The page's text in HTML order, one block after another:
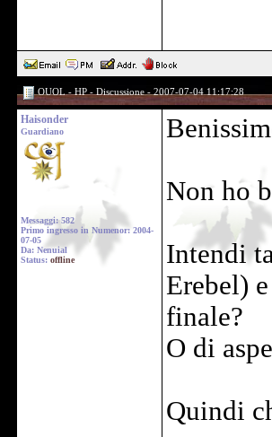
OUOL - HP - Discussione - 2007-07-04 11:17:28
Haisonder
Guardiano
Messaggi: 582
Primo ingresso in Numenor: 2004-
07-05
Da: Nenuial
Status: offline
Non ho
Intendi
Erebel)
finale?
O di
Quindi